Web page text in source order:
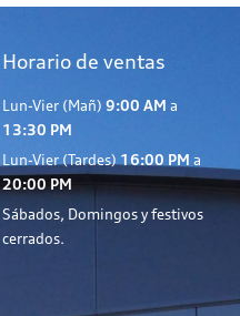
Horario de ventas
Lun-Vier (Mañ) 9:00 AM a
13:30 PM
Lun-Vier (Tardes) 16:00 PM a
20:00 PM
Sábados, Domingos y festivos
cerrados.